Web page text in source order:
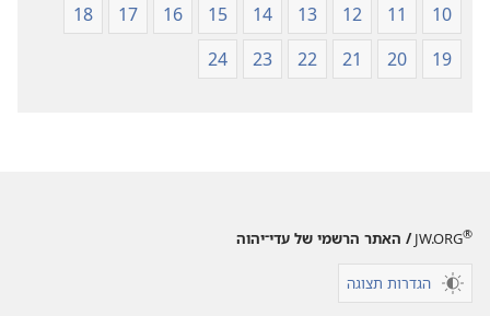
10
11
12
13
14
15
16
17
18
19
20
21
22
23
24
JW.ORG® / האתר הרשמי של עדי־יהוה
הגדרות תצוגה